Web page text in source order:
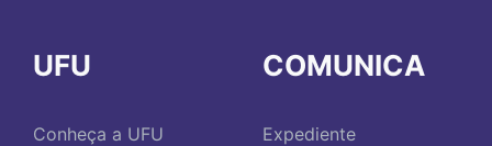
UFU
Conheça a UFU
COMUNICA
Expediente